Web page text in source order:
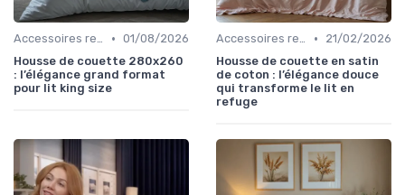
Accessoires recommandés • 01/08/2026
Housse de couette 280x260
: l’élégance grand format
pour lit king size
Accessoires recommandés •
21/02/2026
Housse de couette en satin
de coton : l’élégance douce
qui transforme le lit en
refuge